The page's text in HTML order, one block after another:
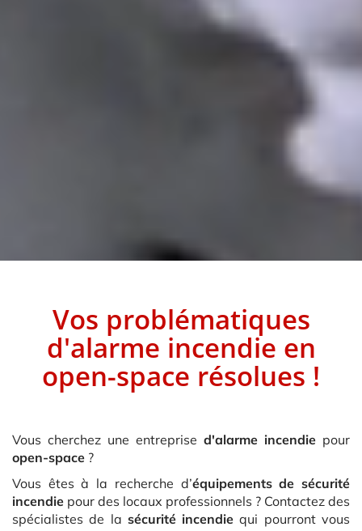
Vos problématiques
d'alarme incendie en
open-space résolues !
Vous cherchez une entreprise d'alarme incendie pour
open-space ?
Vous êtes à la recherche d’équipements de sécurité
incendie pour des locaux professionnels ? Contactez des
spécialistes de la sécurité incendie qui pourront vous